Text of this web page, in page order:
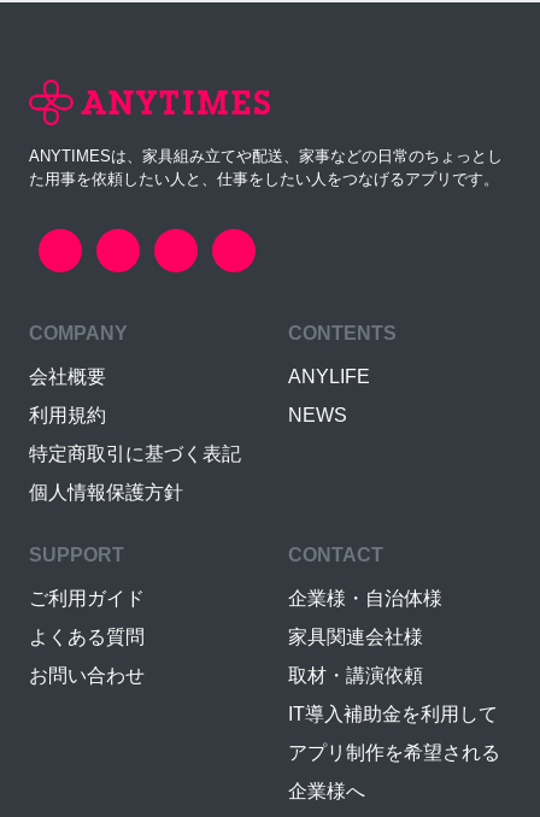
ANYTIMESは、家具組み立てや配送、家事などの日常のちょっとし
た用事を依頼したい人と、仕事をしたい人をつなげるアプリです。
COMPANY
会社概要
利用規約
特定商取引に基づく表記
個人情報保護方針
CONTENTS
ANYLIFE
NEWS
SUPPORT
ご利用ガイド
よくある質問
お問い合わせ
CONTACT
企業様・自治体様
家具関連会社様
取材・講演依頼
IT導入補助金を利用して
アプリ制作を希望される
企業様へ